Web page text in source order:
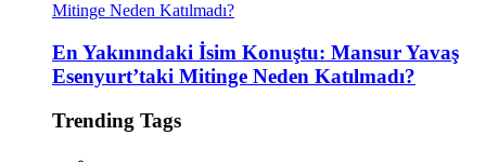
En Yakınındaki İsim Konuştu: Mansur Yavaş
Esenyurt’taki Mitinge Neden Katılmadı?
Trending Tags